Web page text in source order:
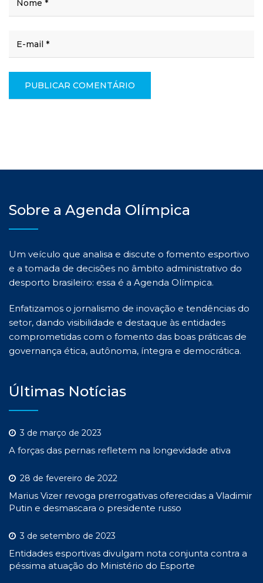
Sobre a Agenda Olímpica
Um veículo que analisa e discute o fomento esportivo
e a tomada de decisões no âmbito administrativo do
desporto brasileiro: essa é a Agenda Olímpica.
Enfatizamos o jornalismo de inovação e tendências do
setor, dando visibilidade e destaque às entidades
comprometidas com o fomento das boas práticas de
governança ética, autônoma, íntegra e democrática.
Últimas Notícias
3 de março de 2023
A forças das pernas refletem na longevidade ativa
28 de fevereiro de 2022
Marius Vizer revoga prerrogativas oferecidas a Vladimir
Putin e desmascara o presidente russo
3 de setembro de 2023
Entidades esportivas divulgam nota conjunta contra a
péssima atuação do Ministério do Esporte